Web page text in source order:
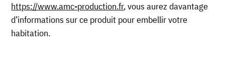
https://www.amc-production.fr, vous aurez davantage
d’informations sur ce produit pour embellir votre
habitation.